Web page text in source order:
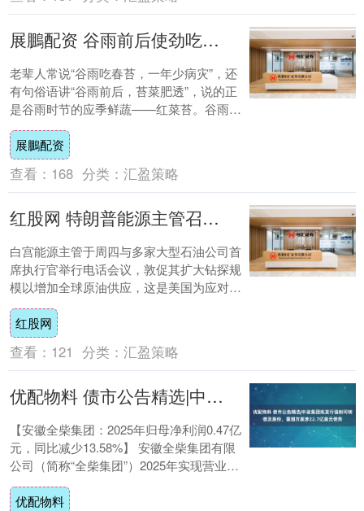
展鵬配资 谷雨前后使劲吃，1清肝，2润肠，3增免疫，这菜正当季别错过
老辈人常说“谷雨吃春苔，一年少病灾”，还
有句俗语讲“谷雨前后，苔菜肥透”，说的正
是谷雨时节的应季鲜蔬——红菜苔。谷雨作
为春天最后一个节气，雨水增多、春燥未
消，肝....
展鵬配资
查看： 168 分类： 汇盈策略
红股网 特朗普能源主管召集石油巨头CEO会议，施压增产平抑油价
白宫能源主管于周四与多家大型石油公司首
席执行官举行电话会议，敦促其扩大钻探规
模以增加全球原油供应，这是美国为应对伊
朗战争引发的油价飙升及供应中断所采取的
最新举措....
红股网
查看： 121 分类： 汇盈策略
优配物料 债市公告精选|中骏集团拟发行强制可转债及股份，重组方案涉22.7亿美元债务
【安徽全柴集团：2025年归母净利润0.47亿
元，同比减少13.58%】 安徽全柴集团有限
公司（简称“全柴集团”）2025年实现营业收
入 43.99亿元，同比增....
优配物料